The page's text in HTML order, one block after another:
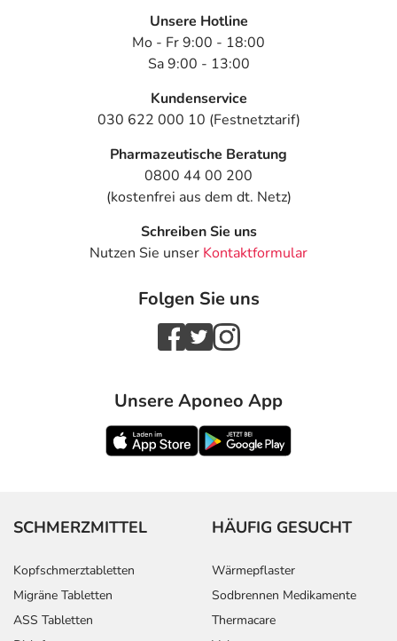
Unsere Hotline
Mo - Fr 9:00 - 18:00
Sa 9:00 - 13:00
Kundenservice
030 622 000 10 (Festnetztarif)
Pharmazeutische Beratung
0800 44 00 200
(kostenfrei aus dem dt. Netz)
Schreiben Sie uns
Nutzen Sie unser Kontaktformular
Folgen Sie uns
Unsere Aponeo App
SCHMERZMITTEL
Kopfschmerztabletten
Migräne Tabletten
ASS Tabletten
HÄUFIG GESUCHT
Wärmepflaster
Sodbrennen Medikamente
Thermacare